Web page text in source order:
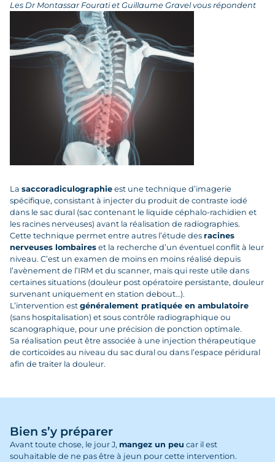
Les Dr Montassar Fourati et Guillaume Gravel vous répondent
La saccoradiculographie est une technique d’imagerie
spécifique, consistant à injecter du produit de contraste iodé
dans le sac dural (sac contenant le liquide céphalo-rachidien et
les racines nerveuses) avant la réalisation de radiographies.
Cette technique permet entre autres l’étude des racines
nerveuses lombaires et la recherche d’un éventuel conflit à leur
niveau. C’est un examen de moins en moins réalisé depuis
l’avènement de l’IRM et du scanner, mais qui reste utile dans
certaines situations (douleur post opératoire persistante, douleur
survenant uniquement en station debout…).
L’intervention est généralement pratiquée en ambulatoire
(sans hospitalisation) et sous contrôle radiographique ou
scanographique, pour une précision de ponction optimale.
Sa réalisation peut être associée à une injection thérapeutique
de corticoïdes au niveau du sac dural ou dans l’espace péridural
afin de traiter la douleur.
Bien s’y préparer
Avant toute chose, le jour J, mangez un peu car il est
souhaitable de ne pas être à jeun pour cette intervention.